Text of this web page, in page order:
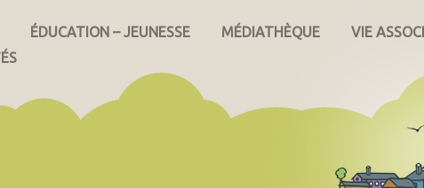
ÉDUCATION – JEUNESSE MÉDIATHÈQUE VIE